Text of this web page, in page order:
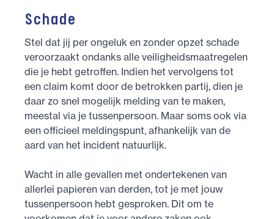
Schade
Stel dat jij per ongeluk en zonder opzet schade
veroorzaakt ondanks alle veiligheidsmaatregelen
die je hebt getroffen. Indien het vervolgens tot
een claim komt door de betrokken partij, dien je
daar zo snel mogelijk melding van te maken,
meestal via je tussenpersoon. Maar soms ook via
een officieel meldingspunt, afhankelijk van de
aard van het incident natuurlijk.
Wacht in alle gevallen met ondertekenen van
allerlei papieren van derden, tot je met jouw
tussenpersoon hebt gesproken. Dit om te